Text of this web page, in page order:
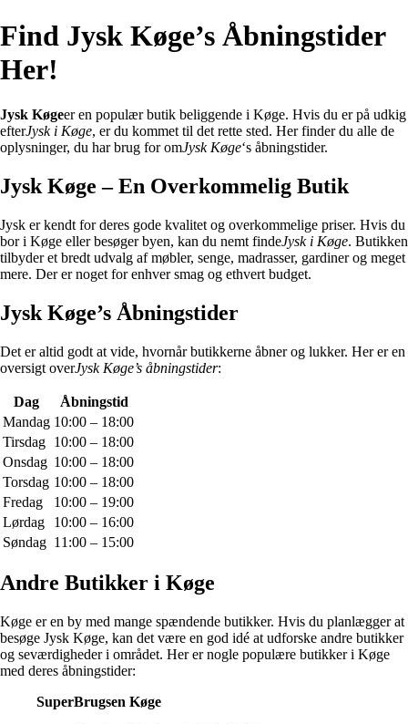
Find Jysk Køge’s Åbningstider
Her!
Jysk Køgeer en populær butik beliggende i Køge. Hvis du er på udkig
efterJysk i Køge, er du kommet til det rette sted. Her finder du alle de
oplysninger, du har brug for omJysk Køge‘s åbningstider.
Jysk Køge – En Overkommelig Butik
Jysk er kendt for deres gode kvalitet og overkommelige priser. Hvis du
bor i Køge eller besøger byen, kan du nemt findeJysk i Køge. Butikken
tilbyder et bredt udvalg af møbler, senge, madrasser, gardiner og meget
mere. Der er noget for enhver smag og ethvert budget.
Jysk Køge’s Åbningstider
Det er altid godt at vide, hvornår butikkerne åbner og lukker. Her er en
oversigt overJysk Køge’s åbningstider:
Dag
Åbningstid
Mandag 10:00 – 18:00
Tirsdag 10:00 – 18:00
Onsdag 10:00 – 18:00
Torsdag 10:00 – 18:00
Fredag
10:00 – 19:00
Lørdag
10:00 – 16:00
Søndag 11:00 – 15:00
Andre Butikker i Køge
Køge er en by med mange spændende butikker. Hvis du planlægger at
besøge Jysk Køge, kan det være en god idé at udforske andre butikker
og seværdigheder i området. Her er nogle populære butikker i Køge
med deres åbningstider:
SuperBrugsen Køge